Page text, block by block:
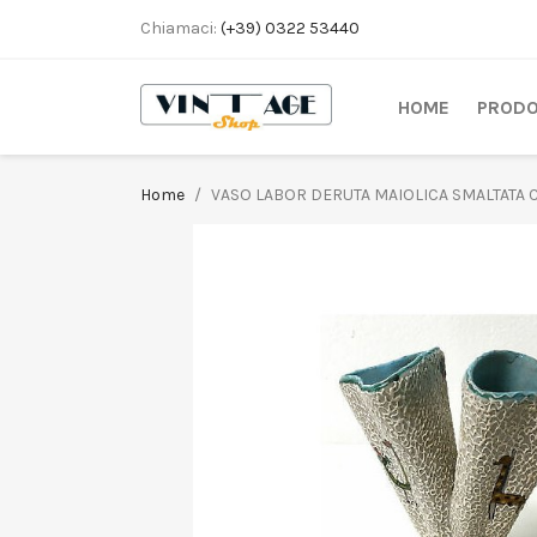
Chiamaci: (+39) 0322 53440
HOME
Home VASO LABOR DERUTA MAIOLICA